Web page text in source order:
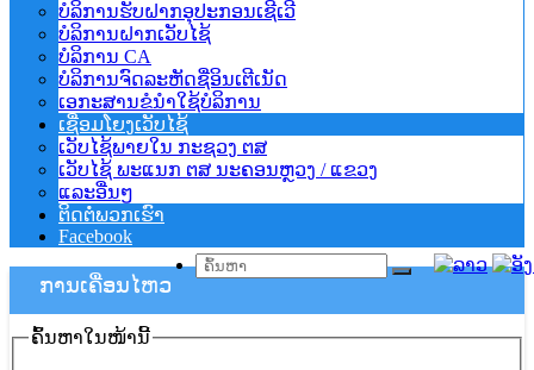
ບໍລິການຮັບຝາກອຸປະກອນເຊີເວີ
ບໍລິການຝາກເວັບໄຊ້
ບໍລິການ CA
ບໍລິການຈົດລະຫັດຊື່ອິນເຕີເນັດ
ເອກະສານຂໍນຳໃຊ້ບໍລິການ
ເຊື່ອມໂຍງເວັບໄຊ້
ເວັບໄຊ້ພາຍໃນ ກະຊວງ ຕສ
ເວັບໄຊ້ ພະແນກ ຕສ ນະຄອນຫຼວງ / ແຂວງ
ແລະອື່ນໆ
ຕິດຕໍ່ພວກເຮົາ
Facebook
ການ​ເຄື່ອນ​ໄຫວ
ຄົ້ນ​ຫາ​ໃນ​ໜ້ານີ້